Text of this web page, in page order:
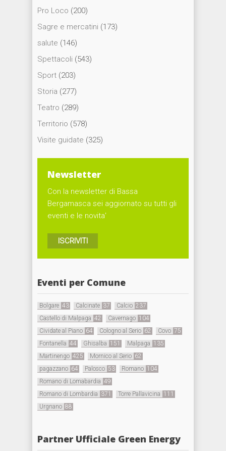
Pro Loco (200)
Sagre e mercatini (173)
salute (146)
Spettacoli (543)
Sport (203)
Storia (277)
Teatro (289)
Territorio (578)
Visite guidate (325)
Newsletter
Con la newsletter di Bassa
Bergamasca sei aggiornato su tutti gli
eventi e le novita'
ISCRIVITI
Eventi per Comune
Bolgare 43 Calcinate 37 Calcio 237
Castello di Malpaga 42 Cavernago 104
Cividate al Piano 64 Cologno al Serio 62 Covo 75
Fontanella 44 Ghisalba 151 Malpaga 135
Martinengo 425 Mornico al Serio 62
pagazzano 64 Palosco 53 Romano 104
Romano di Lomabardia 49
Romano di Lombardia 371 Torre Pallavicina 111
Urgnano 88
Partner Ufficiale Green Energy